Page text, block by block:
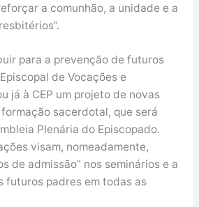
a comunhão, a unidade e a
para a prevenção de futuros
de Vocações e
já à CEP um projeto de novas
sacerdotal, que será
Plenária do Episcopado.
visam, nomeadamente,
de admissão” nos seminários e a
futuros padres em todas as